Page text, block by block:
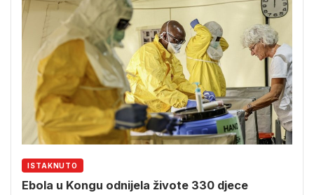
ISTAKNUTO
Ebola u Kongu odnijela živote 330 djece